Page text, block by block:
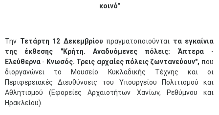
κοινό"
Την Τετάρτη 12 Δεκεμβρίου πραγματοποιούνται τα εγκαίνια
της έκθεσης "Κρήτη. Αναδυόμενες πόλεις: Άπτερα -
Ελεύθερνα - Κνωσός. Τρεις αρχαίες πόλεις ζωντανεύουν", που
διοργανώνει το Μουσείο Κυκλαδικής Τέχνης και οι
Περιφερειακές Διευθύνσεις του Υπουργείου Πολιτισμού και
Αθλητισμού (Εφορείες Αρχαιοτήτων Χανίων, Ρεθύμνου και
Ηρακλείου).